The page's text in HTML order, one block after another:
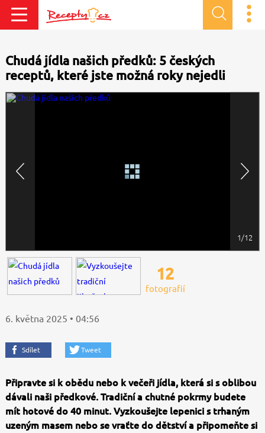
Chudá jídla našich předků: 5 českých
receptů, které jste možná roky nejedli
1/12
12
fotografií
6. května 2025 • 04:56
Sdílet Tweet
Připravte si k obědu nebo k večeři jídla, která si s oblibou
dávali naši předkové. Tradiční a chutné pokrmy budete
mít hotové do 40 minut. Vyzkoušejte lepenici s trhaným
uzeným masem nebo se vraťte do dětství a připomeňte si